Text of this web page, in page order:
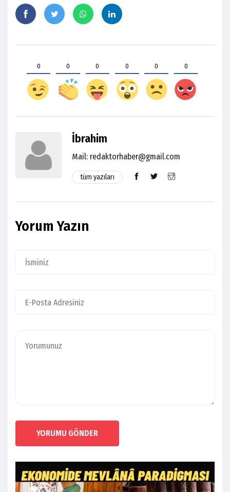
0 0 0 0 0 0
İbrahim
Mail: redaktorhaber@gmail.com
tüm yazıları
Yorum Yazın
YORUMU GÖNDER